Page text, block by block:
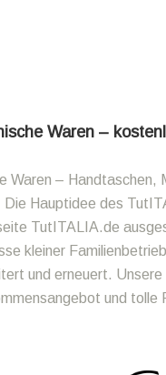
Waren –
–
Hauptidee des
TutITALIA.de
kleiner
und erneuert.
und